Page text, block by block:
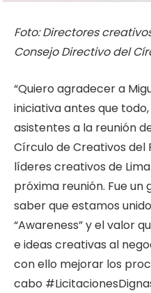
Foto: Directores
Consejo Directivo del
“Quiero agradecer a
iniciativa antes que
asistentes a la reunión
Círculo de Creativos del
líderes creativos de
próxima reunión. Fue un
saber que estamos
“Awareness” y el valor
e ideas creativas al
con ello mejorar los
cabo